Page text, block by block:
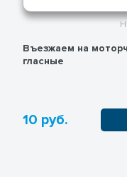
Въезжаем на
гласные
10 руб.